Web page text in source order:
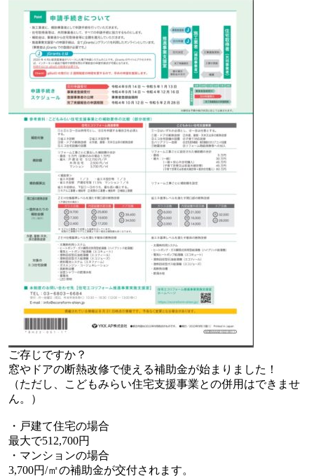
ご存じですか？
窓やドアの断熱改修で使える補助金が始まりました！
（ただし、こどもみらい住宅支援事業との併用はできませ
ん。）
・戸建て住宅の場合
最大で512,700円
・マンションの場合
3,700円/㎡の補助金が交付されます。